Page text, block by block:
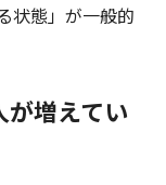
状態」が一般的
が増えてい